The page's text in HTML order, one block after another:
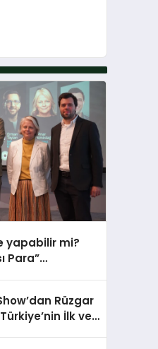
yapabilir mi?
Para”
Rüzgar
İlk ve